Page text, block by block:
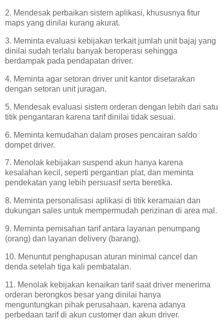
2. Mendesak perbaikan sistem aplikasi, khususnya fitur
maps yang dinilai kurang akurat.
3. Meminta evaluasi kebijakan terkait jumlah unit bajaj yang
dinilai sudah terlalu banyak beroperasi sehingga
berdampak pada pendapatan driver.
4. Meminta agar setoran driver unit kantor disetarakan
dengan setoran unit juragan.
5. Mendesak evaluasi sistem orderan dengan lebih dari satu
titik pengantaran karena tarif dinilai tidak sesuai.
6. Meminta kemudahan dalam proses pencairan saldo
dompet driver.
7. Menolak kebijakan suspend akun hanya karena
kesalahan kecil, seperti pergantian plat, dan meminta
pendekatan yang lebih persuasif serta beretika.
8. Meminta personalisasi aplikasi di titik keramaian dan
dukungan sales untuk mempermudah perizinan di area mal.
9. Meminta pemisahan tarif antara layanan penumpang
(orang) dan layanan delivery (barang).
10. Menuntut penghapusan aturan minimal cancel dan
denda setelah tiga kali pembatalan.
11. Menolak kebijakan kenaikan tarif saat driver menerima
orderan berongkos besar yang dinilai hanya
menguntungkan pihak perusahaan, karena adanya
perbedaan tarif di akun customer dan akun driver.